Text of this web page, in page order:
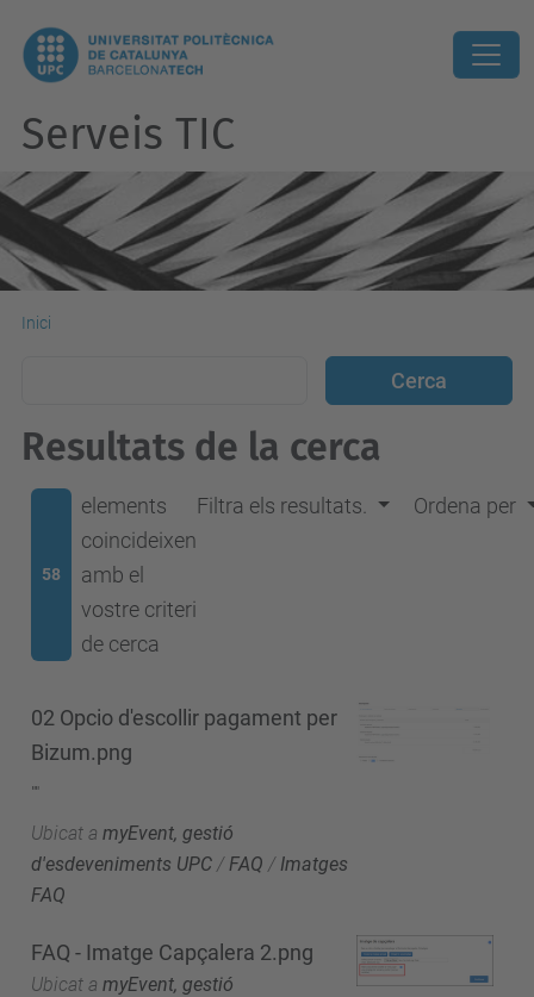
Serveis TIC
Inici
Resultats de la cerca
58
elements
coincideixen
amb el
vostre criteri
de cerca
Filtra els resultats. Ordena per
02 Opcio d'escollir pagament per
Bizum.png
""
Ubicat a myEvent, gestió
d'esdeveniments UPC / FAQ / Imatges
FAQ
FAQ - Imatge Capçalera 2.png
Ubicat a myEvent, gestió